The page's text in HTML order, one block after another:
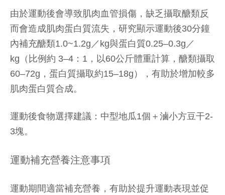
由於運動後會導致肌肉血管損傷，缺乏攝取醣類反
而會造成肌肉蛋白質流失，研究顯示運動後30分鐘
內補充醣類1.0~1.2g／kg與蛋白質0.25–0.3g／
kg（比例約 3–4：1，以60公斤體重計算，醣類攝取
60–72g，蛋白質攝取約15–18g），有助於增加較多
肌肉蛋白質合成。
運動後食物選擇建議：中型地瓜1個＋滷小方豆干2-
3塊。
運動補充營養注意事項
運動期間適當補充營養，有助於提升運動表現並促